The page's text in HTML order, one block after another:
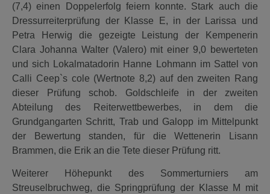
(7,4) einen Doppelerfolg feiern konnte. Stark auch die
Dressurreiterprüfung der Klasse E, in der Larissa und
Petra Herwig die gezeigte Leistung der Kempenerin
Clara Johanna Walter (Valero) mit einer 9,0 bewerteten
und sich Lokalmatadorin Hanne Lohmann im Sattel von
Calli Ceep`s cole (Wertnote 8,2) auf den zweiten Rang
dieser Prüfung schob. Goldschleife in der zweiten
Abteilung des Reiterwettbewerbes, in dem die
Grundgangarten Schritt, Trab und Galopp im Mittelpunkt
der Bewertung standen, für die Wettenerin Lisann
Brammen, die Erik an die Tete dieser Prüfung ritt.
Weiterer Höhepunkt des Sommerturniers am
Streuselbruchweg, die Springprüfung der Klasse M mit